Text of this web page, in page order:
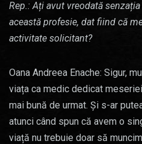
Rep.: Ați avut vreodată
această profesie, dat fiind că
activitate solicitant?
Oana Andreea Enache: Sigur,
viața ca medic dedicat
mai bună de urmat. Și s-ar
atunci când spun că avem o
viață nu trebuie doar să